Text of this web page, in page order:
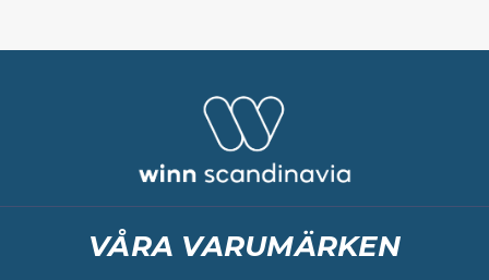
VÅRA VARUMÄRKEN